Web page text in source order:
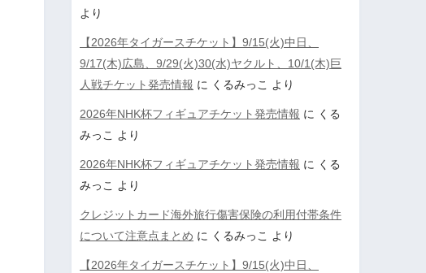
より
【2026年タイガースチケット】9/15(火)中日、
9/17(木)広島、9/29(火)30(水)ヤクルト、10/1(木)巨
人戦チケット発売情報 に くるみっこ より
2026年NHK杯フィギュアチケット発売情報 に くる
みっこ より
2026年NHK杯フィギュアチケット発売情報 に くる
みっこ より
クレジットカード海外旅行傷害保険の利用付帯条件
について注意点まとめ に くるみっこ より
【2026年タイガースチケット】9/15(火)中日、